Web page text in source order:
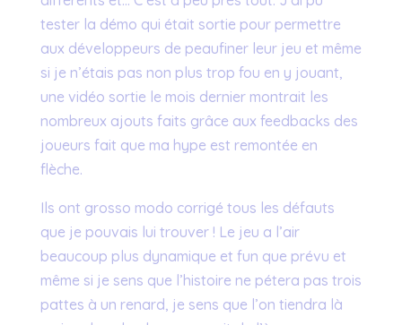
tester la démo qui était sortie pour permettre
aux développeurs de peaufiner leur jeu et même
si je n’étais pas non plus trop fou en y jouant,
une vidéo sortie le mois dernier montrait les
nombreux ajouts faits grâce aux feedbacks des
joueurs fait que ma hype est remontée en
flèche.
Ils ont grosso modo corrigé tous les défauts
que je pouvais lui trouver ! Le jeu a l’air
beaucoup plus dynamique et fun que prévu et
même si je sens que l’histoire ne pétera pas trois
pattes à un renard, je sens que l’on tiendra là